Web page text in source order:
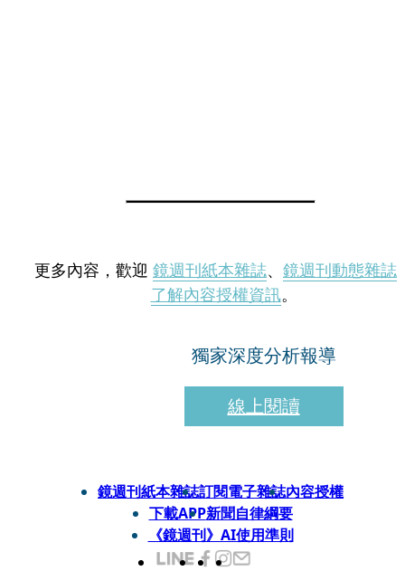
更多內容，歡迎 鏡週刊紙本雜誌、 鏡週刊動態雜誌
了解內容授權資訊。
獨家深度分析報導
線上閱讀
鏡週刊紙本雜誌訂閱電子雜誌內容授權
下載APP新聞自律綱要
《鏡週刊》AI使用準則